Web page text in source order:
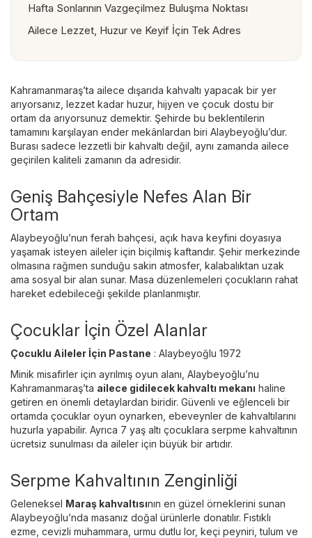
Hafta Sonlarının Vazgeçilmez Buluşma Noktası
Ailece Lezzet, Huzur ve Keyif İçin Tek Adres
Kahramanmaraş’ta ailece dışarıda kahvaltı yapacak bir yer
arıyorsanız, lezzet kadar huzur, hijyen ve çocuk dostu bir
ortam da arıyorsunuz demektir. Şehirde bu beklentilerin
tamamını karşılayan ender mekânlardan biri Alaybeyoğlu’dur.
Burası sadece lezzetli bir kahvaltı değil, aynı zamanda ailece
geçirilen kaliteli zamanın da adresidir.
Geniş Bahçesiyle Nefes Alan Bir
Ortam
Alaybeyoğlu’nun ferah bahçesi, açık hava keyfini doyasıya
yaşamak isteyen aileler için biçilmiş kaftandır. Şehir merkezinde
olmasına rağmen sunduğu sakin atmosfer, kalabalıktan uzak
ama sosyal bir alan sunar. Masa düzenlemeleri çocukların rahat
hareket edebileceği şekilde planlanmıştır.
Çocuklar İçin Özel Alanlar
Çocuklu Aileler İçin Pastane : Alaybeyoğlu 1972
Minik misafirler için ayrılmış oyun alanı, Alaybeyoğlu’nu
Kahramanmaraş’ta ailece gidilecek kahvaltı mekanı haline
getiren en önemli detaylardan biridir. Güvenli ve eğlenceli bir
ortamda çocuklar oyun oynarken, ebeveynler de kahvaltılarını
huzurla yapabilir. Ayrıca 7 yaş altı çocuklara serpme kahvaltının
ücretsiz sunulması da aileler için büyük bir artıdır.
Serpme Kahvaltının Zenginliği
Geleneksel Maraş kahvaltısının en güzel örneklerini sunan
Alaybeyoğlu’nda masanız doğal ürünlerle donatılır. Fıstıklı
ezme, cevizli muhammara, urmu dutlu lor, keçi peyniri, tulum ve